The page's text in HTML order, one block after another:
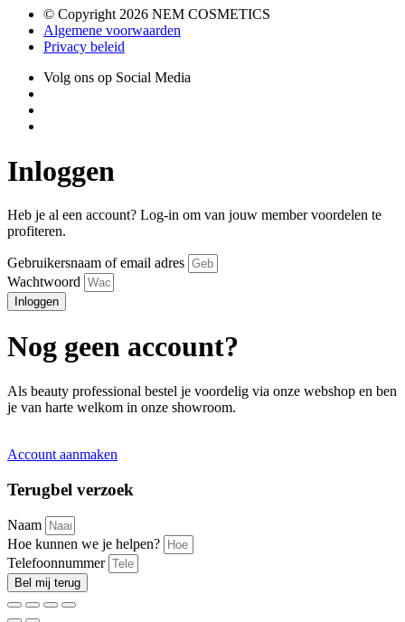
© Copyright 2026 NEM COSMETICS
Algemene voorwaarden
Privacy beleid
Volg ons op Social Media
Inloggen
Heb je al een account? Log-in om van jouw member voordelen te
profiteren.
Gebruikersnaam of email adres
Wachtwoord
Inloggen
Nog geen account?
Als beauty professional bestel je voordelig via onze webshop en ben
je van harte welkom in onze showroom.
Account aanmaken
Terugbel verzoek
Naam
Hoe kunnen we je helpen?
Telefoonnummer
Bel mij terug